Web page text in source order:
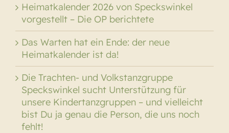
Heimatkalender 2026 von Speckswinkel
vorgestellt – Die OP berichtete
Das Warten hat ein Ende: der neue
Heimatkalender ist da!
Die Trachten- und Volkstanzgruppe
Speckswinkel sucht Unterstützung für
unsere Kindertanzgruppen – und vielleicht
bist Du ja genau die Person, die uns noch
fehlt!